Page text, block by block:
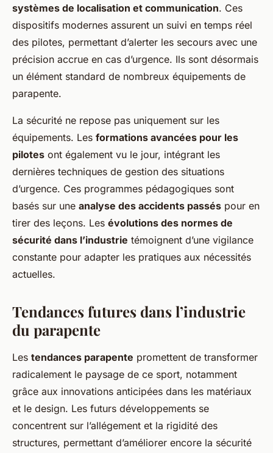
systèmes de localisation et communication. Ces
dispositifs modernes assurent un suivi en temps réel
des pilotes, permettant d’alerter les secours avec une
précision accrue en cas d’urgence. Ils sont désormais
un élément standard de nombreux équipements de
parapente.
La sécurité ne repose pas uniquement sur les
équipements. Les formations avancées pour les
pilotes ont également vu le jour, intégrant les
dernières techniques de gestion des situations
d’urgence. Ces programmes pédagogiques sont
basés sur une analyse des accidents passés pour en
tirer des leçons. Les évolutions des normes de
sécurité dans l’industrie témoignent d’une vigilance
constante pour adapter les pratiques aux nécessités
actuelles.
Tendances futures dans l’industrie
du parapente
Les tendances parapente promettent de transformer
radicalement le paysage de ce sport, notamment
grâce aux innovations anticipées dans les matériaux
et le design. Les futurs développements se
concentrent sur l’allégement et la rigidité des
structures, permettant d’améliorer encore la sécurité